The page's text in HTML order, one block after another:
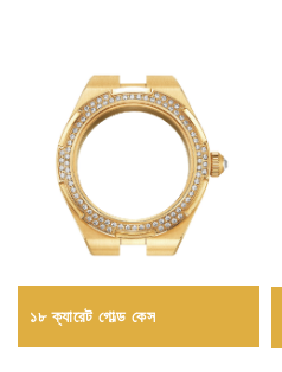
১৮ ক্যারেট গোল্ড কেস